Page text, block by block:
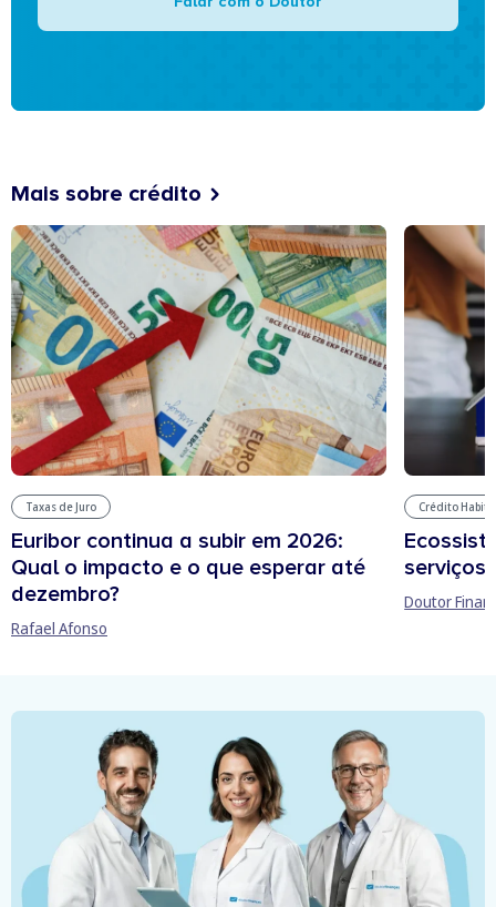
Mais sobre crédito
Taxas de Juro
Euribor continua a subir em 2026:
Qual o impacto e o que esperar até
dezembro?
Rafael Afonso
Crédito
serviços
Doutor